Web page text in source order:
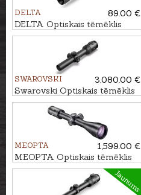
DELTA
89.00 €
DELTA Optiskais tēmēklis
Entry 3-9x40 AO IR
SWAROVSKI
3,080.00 €
Swarovski Optiskais tēmēklis
Z8i+ 1-8x24 L 4A-I
MEOPTA
1,599.00 €
MEOPTA Optiskais tēmēklis
MeoStar R2 1.7-10x42 RD -
Jaunums